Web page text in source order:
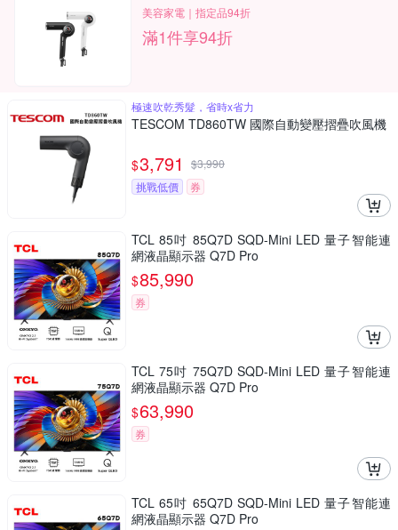
美容家電｜指定品94折
滿1件享94折
極速吹乾秀髮，省時x省力
TESCOM TD860TW 國際自動變壓摺疊吹風機
$3,791 $3,990
挑戰低價
券
TCL 85吋 85Q7D SQD-Mini LED 量子智能連
網液晶顯示器 Q7D Pro
$85,990
券
TCL 75吋 75Q7D SQD-Mini LED 量子智能連
網液晶顯示器 Q7D Pro
$63,990
券
TCL 65吋 65Q7D SQD-Mini LED 量子智能連
網液晶顯示器 Q7D Pro